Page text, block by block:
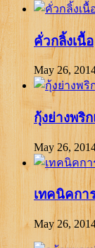
คั่วกลิ้งเนื้อ
May 26,
กุ้งย่างพริ
May 26,
เทคนิคกา
May 26,